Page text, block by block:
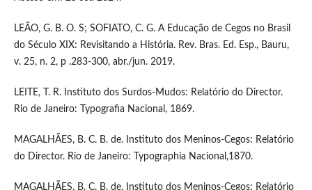
LEÃO, G. B. O. S; SOFIATO, C. G. A Educação de Cegos no Brasil
do Século XIX: Revisitando a História. Rev. Bras. Ed. Esp., Bauru,
v. 25, n. 2, p .283-300, abr./jun. 2019.
LEITE, T. R. Instituto dos Surdos-Mudos: Relatório do Director.
Rio de Janeiro: Typografia Nacional, 1869.
MAGALHÃES, B. C. B. de. Instituto dos Meninos-Cegos: Relatório
do Director. Rio de Janeiro: Typographia Nacional,1870.
MAGALHÃES, B. C. B. de. Instituto dos Meninos-Cegos: Relatório